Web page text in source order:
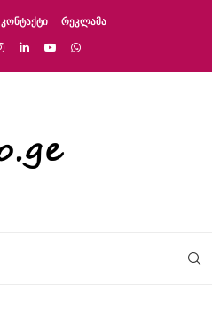
ᲙᲝᲜᲢᲐᲥᲢᲘ ᲠᲔᲙᲚᲐᲛᲐ